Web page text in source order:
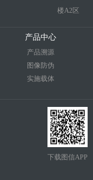
楼A2区
产品中心
产品溯源
图像防伪
实施载体
下载图信APP